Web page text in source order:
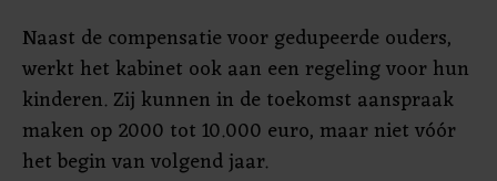
Naast de compensatie voor gedupeerde ouders,
werkt het kabinet ook aan een regeling voor hun
kinderen. Zij kunnen in de toekomst aanspraak
maken op 2000 tot 10.000 euro, maar niet vóór
het begin van volgend jaar.